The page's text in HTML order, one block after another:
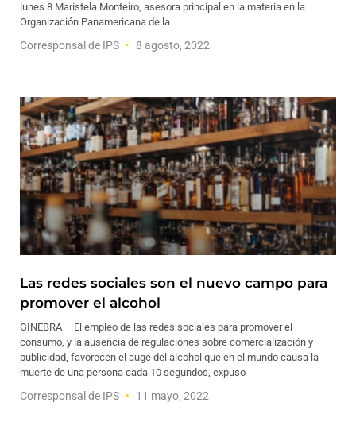
lunes 8 Maristela Monteiro, asesora principal en la materia en la
Organización Panamericana de la
Corresponsal de IPS 8 agosto, 2022
Las redes sociales son el nuevo campo para
promover el alcohol
GINEBRA – El empleo de las redes sociales para promover el
consumo, y la ausencia de regulaciones sobre comercialización y
publicidad, favorecen el auge del alcohol que en el mundo causa la
muerte de una persona cada 10 segundos, expuso
Corresponsal de IPS 11 mayo, 2022